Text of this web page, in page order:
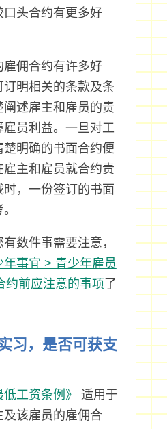
头合约有更多好
雇佣合约有许多好
明相关的条款及条
述雇主和雇员的责
员利益。一旦对工
明确的书面合约便
主和雇员就合约责
，一份签订的书面
数件事需要注意，
年事宜 > 青少年雇员
约前应注意的事项 了
习，是否可获支
低工资条例》
适用于
该雇员的雇佣合